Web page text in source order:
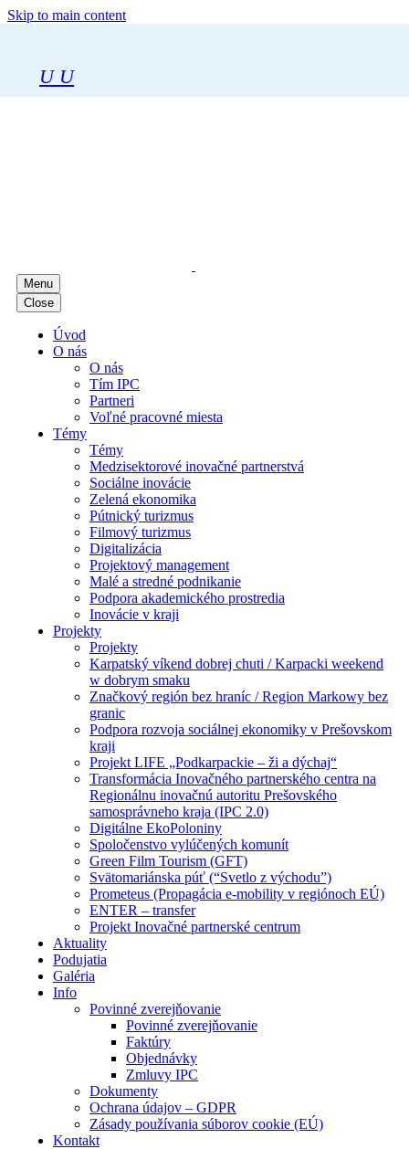
Skip to main content
U U
Menu
Close
Úvod
O nás
O nás
Tím IPC
Partneri
Voľné pracovné miesta
Témy
Témy
Medzisektorové inovačné partnerstvá
Sociálne inovácie
Zelená ekonomika
Pútnický turizmus
Filmový turizmus
Digitalizácia
Projektový management
Malé a stredné podnikanie
Podpora akademického prostredia
Inovácie v kraji
Projekty
Projekty
Karpatský víkend dobrej chuti / Karpacki weekend
w dobrym smaku
Značkový región bez hraníc / Region Markowy bez
granic
Podpora rozvoja sociálnej ekonomiky v Prešovskom
kraji
Projekt LIFE „Podkarpackie – ži a dýchaj“
Transformácia Inovačného partnerského centra na
Regionálnu inovačnú autoritu Prešovského
samosprávneho kraja (IPC 2.0)
Digitálne EkoPoloniny
Spoločenstvo vylúčených komunít
Green Film Tourism (GFT)
Svätomariánska púť (“Svetlo z východu”)
Prometeus (Propagácia e-mobility v regiónoch EÚ)
ENTER – transfer
Projekt Inovačné partnerské centrum
Aktuality
Podujatia
Galéria
Info
Povinné zverejňovanie
Povinné zverejňovanie
Faktúry
Objednávky
Zmluvy IPC
Dokumenty
Ochrana údajov – GDPR
Zásady používania súborov cookie (EÚ)
Kontakt